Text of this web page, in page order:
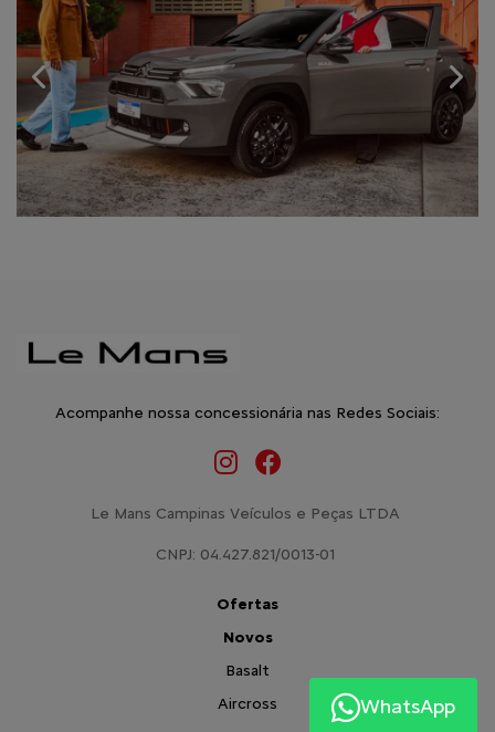
Anterior
Acompanhe nossa concessionária nas Redes Sociais:
Le Mans Campinas Veículos e Peças LTDA
CNPJ: 04.427.821/0013-01
Ofertas
Novos
Basalt
Aircross
WhatsApp